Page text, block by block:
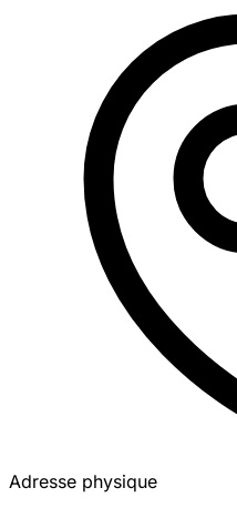
Adresse physique